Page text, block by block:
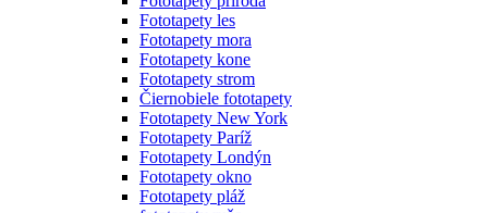
Fototapety les
Fototapety mora
Fototapety kone
Fototapety strom
Čiernobiele fototapety
Fototapety New York
Fototapety Paríž
Fototapety Londýn
Fototapety okno
Fototapety pláž